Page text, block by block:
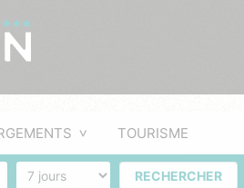
TOURISME
Nombres de jours RECHERCHER